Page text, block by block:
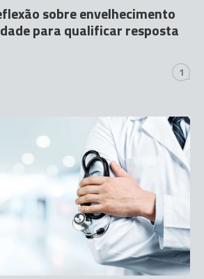
sobre envelhecimento
para qualificar resposta
1